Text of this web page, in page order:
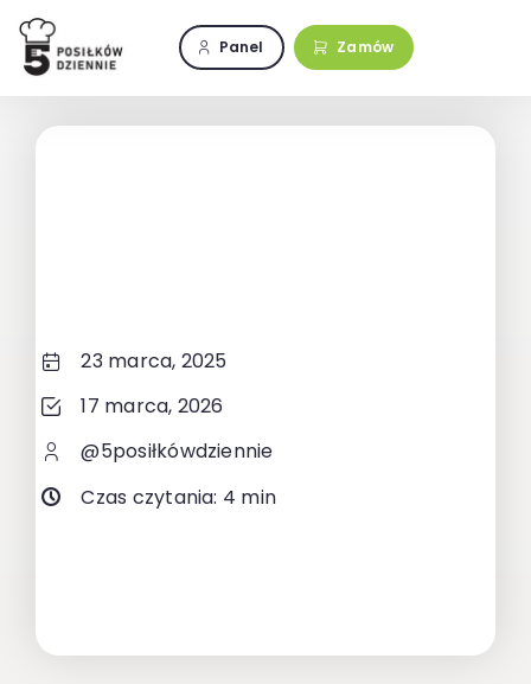
Przejdź
zawartości
Panel Zamów
23 marca, 2025
17 marca, 2026
@5posiłkówdziennie
Czas czytania: 4 min